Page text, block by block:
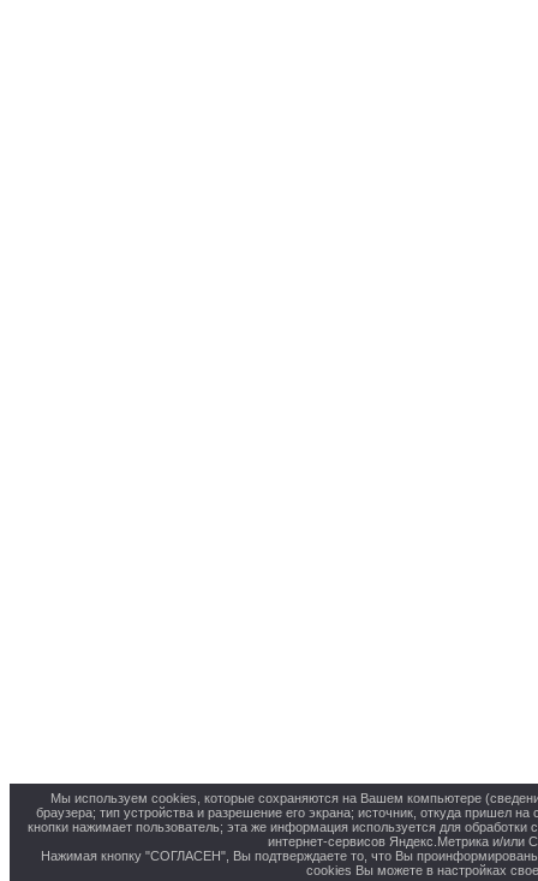
Мы используем cookies, которые сохраняются на Вашем компьютере
браузера; тип устройства и разрешение его экрана; источник, откуда пришел
кнопки нажимает пользователь; эта же информация используется для обработки
интернет-сервисов Яндекс.Метрика и/или
Нажимая кнопку "СОГЛАСЕН", Вы подтверждаете то, что Вы
cookies Вы можете в настройках